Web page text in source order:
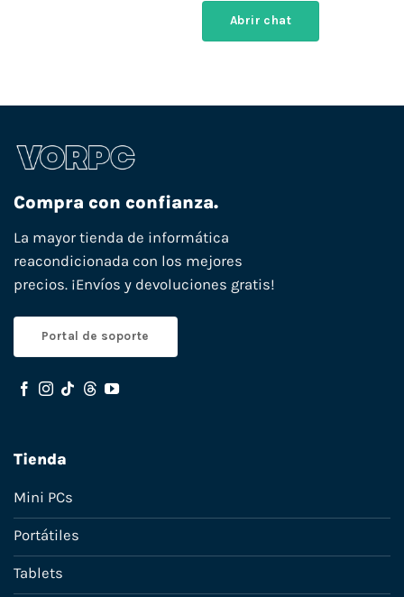
Abrir chat
Compra con confianza.
La mayor tienda de informática
reacondicionada con los mejores
precios. ¡Envíos y devoluciones gratis!
Portal de soporte
Tienda
Mini PCs
Portátiles
Tablets